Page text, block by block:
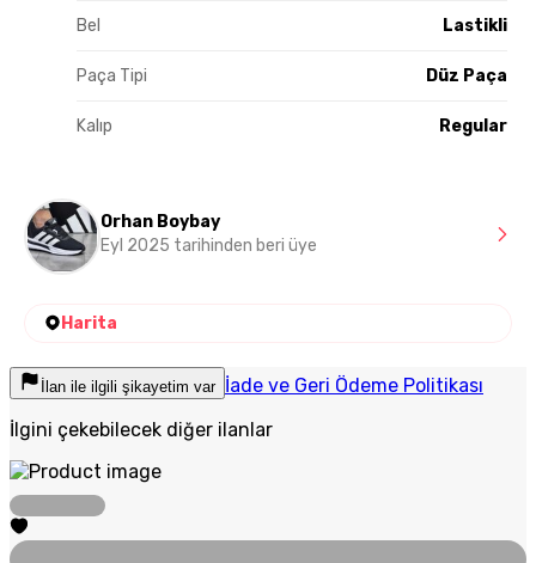
Bel Lastikli
Paça Tipi Düz Paça
Kalıp Regular
Orhan Boybay
Eyl 2025 tarihinden beri üye
Harita
İlan ile ilgili şikayetim var İade ve Geri Ödeme Politikası
İlgini çekebilecek diğer ilanlar